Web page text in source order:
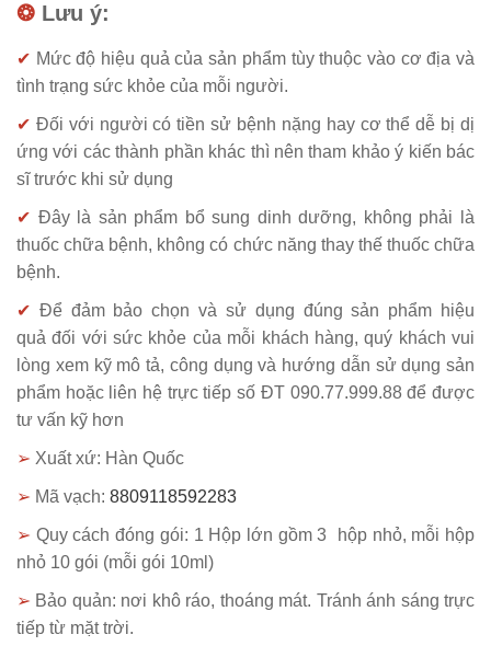
❂ Lưu ý:
✔ Mức độ hiệu quả của sản phẩm tùy thuộc vào cơ địa và
tình trạng sức khỏe của mỗi người.
✔ Đối với người có tiền sử bệnh nặng hay cơ thể dễ bị dị
ứng với các thành phần khác thì nên tham khảo ý kiến bác
sĩ trước khi sử dụng
✔ Đây là sản phẩm bổ sung dinh dưỡng, không phải là
thuốc chữa bệnh, không có chức năng thay thế thuốc chữa
bệnh.
✔ Để đảm bảo chọn và sử dụng đúng sản phẩm hiệu
quả đối với sức khỏe của mỗi khách hàng, quý khách vui
lòng xem kỹ mô tả, công dụng và hướng dẫn sử dụng sản
phẩm hoặc liên hệ trực tiếp số ĐT 090.77.999.88 để được
tư vấn kỹ hơn
➢ Xuất xứ: Hàn Quốc
➢ Mã vạch: 8809118592283
➢ Quy cách đóng gói: 1 Hộp lớn gồm 3 hộp nhỏ, mỗi hộp
nhỏ 10 gói (mỗi gói 10ml)
➢ Bảo quản: nơi khô ráo, thoáng mát. Tránh ánh sáng trực
tiếp từ mặt trời.